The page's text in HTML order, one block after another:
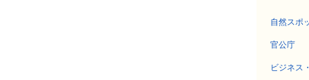
自然スポ
官公庁
ビジネス